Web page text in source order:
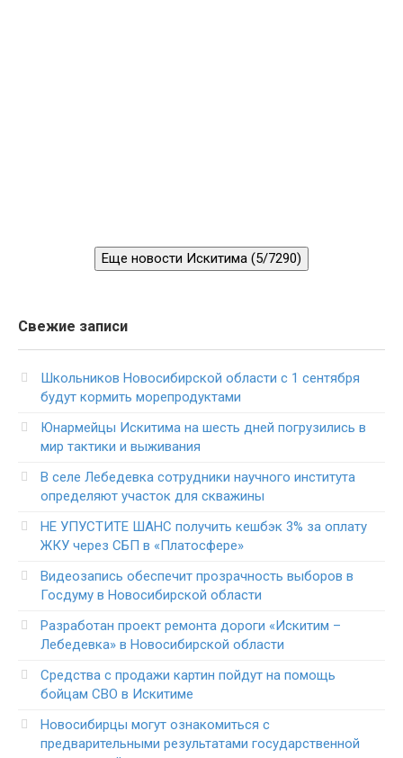
Еще новости Искитима (5/7290)
Свежие записи
Школьников Новосибирской области с 1 сентября
будут кормить морепродуктами
Юнармейцы Искитима на шесть дней погрузились в
мир тактики и выживания
В селе Лебедевка сотрудники научного института
определяют участок для скважины
НЕ УПУСТИТЕ ШАНС получить кешбэк 3% за оплату
ЖКУ через СБП в «Платосфере»
Видеозапись обеспечит прозрачность выборов в
Госдуму в Новосибирской области
Разработан проект ремонта дороги «Искитим –
Лебедевка» в Новосибирской области
Средства с продажи картин пойдут на помощь
бойцам СВО в Искитиме
Новосибирцы могут ознакомиться с
предварительными результатами государственной